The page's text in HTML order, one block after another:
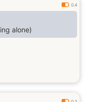
0.4
alone)